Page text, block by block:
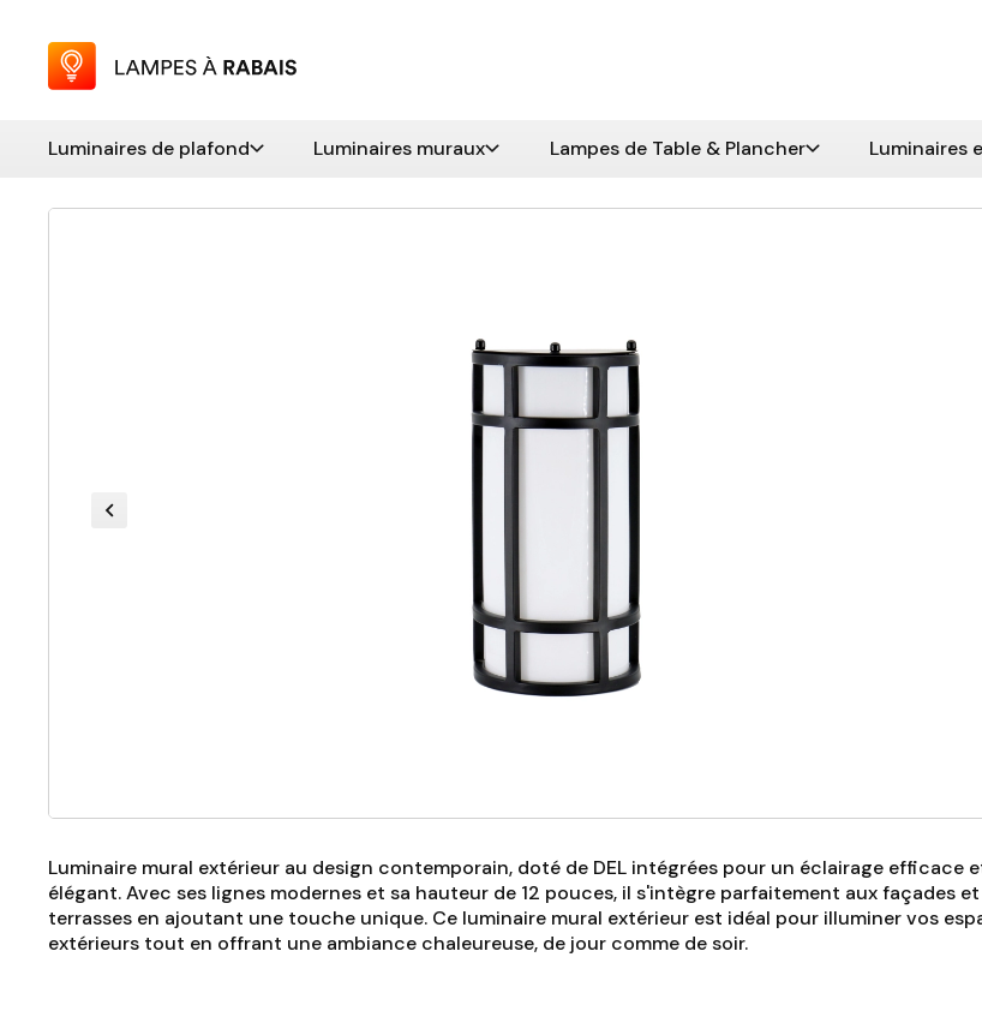
Luminaires de plafond Luminaires muraux Lampes de Table & Plancher Luminaires
Luminaire mural extérieur au design contemporain, doté de DEL intégrées pour un éclairage efficace
élégant. Avec ses lignes modernes et sa hauteur de 12 pouces, il s'intègre parfaitement aux façades et
terrasses en ajoutant une touche unique. Ce luminaire mural extérieur est idéal pour illuminer vos
extérieurs tout en offrant une ambiance chaleureuse, de jour comme de soir.